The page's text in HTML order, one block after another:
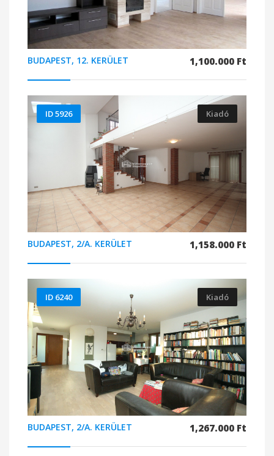
BUDAPEST, 12. KERÜLET 1,100.000 Ft
BUDAPEST, 2/A. KERÜLET 1,158.000 Ft
ID 5926 Kiadó
BUDAPEST, 2/A. KERÜLET 1,267.000 Ft
ID 6240 Kiadó